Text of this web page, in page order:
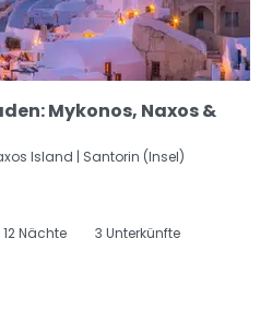
Mykonos, Naxos &
Island | Santorin (Insel)
12Nächte
3 Unterkünfte